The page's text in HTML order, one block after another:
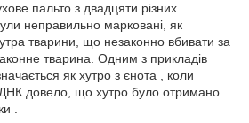
пальто з двадцяти різних
неправильно марковані, як
тварини, що незаконно вбивати за
тварина. Одним з прикладів
як хутро з єнота , коли
ДНК довело, що хутро було отримано
.